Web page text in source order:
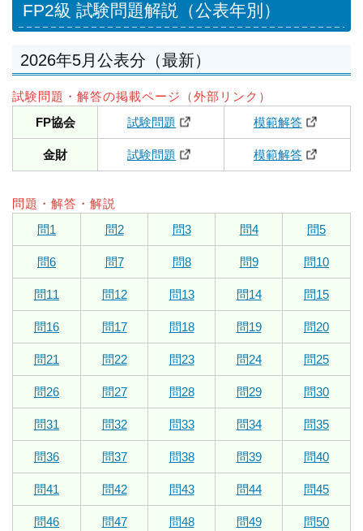
FP2級 試験問題解説（公表年別）
2026年5月公表分（最新）
試験問題・解答の掲載ページ（外部リンク）
FP協会
試験問題 模範解答
金財 試験問題 模範解答
問題・解答・解説
問1
問2 問3 問4 問5
問6 問7 問8 問9 問10
問11 問12 問13 問14 問15
問16 問17 問18 問19 問20
問21 問22 問23 問24 問25
問26 問27 問28 問29 問30
問31 問32 問33 問34 問35
問36 問37 問38 問39 問40
問41 問42 問43 問44 問45
問46 問47 問48 問49 問50